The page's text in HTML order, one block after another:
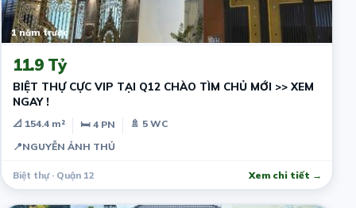
1 năm trước
11.9 Tỷ
BIỆT THỰ CỰC VIP TẠI Q12 CHÀO TÌM CHỦ MỚI >> XEM
NGAY !
📐 154.4 m² 🛏 4 PN
🚿 5 WC
📍NGUYỄN ẢNH THỦ
Biệt thự · Quận 12 Xem chi tiết →